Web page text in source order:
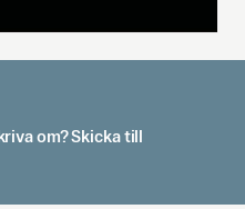
om? Skicka till